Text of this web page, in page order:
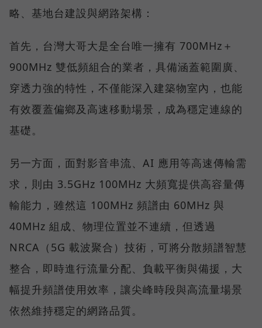
略、基地台建設與網路架構：
首先，台灣大哥大是全台唯一擁有 700MHz＋
900MHz 雙低頻組合的業者，具備涵蓋範圍廣、
穿透力強的特性，不僅能深入建築物室內，也能
有效覆蓋偏鄉及高速移動場景，成為穩定連線的
基礎。
另一方面，面對影音串流、AI 應用等高速傳輸需
求，則由 3.5GHz 100MHz 大頻寬提供高容量傳
輸能力，雖然這 100MHz 頻譜由 60MHz 與
40MHz 組成、物理位置並不連續，但透過
NRCA（5G 載波聚合）技術，可將分散頻譜智慧
整合，即時進行流量分配、負載平衡與備援，大
幅提升頻譜使用效率，讓尖峰時段與高流量場景
依然維持穩定的網路品質。